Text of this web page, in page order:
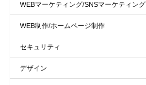
WEBマーケティング/SNSマーケティング
WEB制作/ホームページ制作
セキュリティ
デザイン